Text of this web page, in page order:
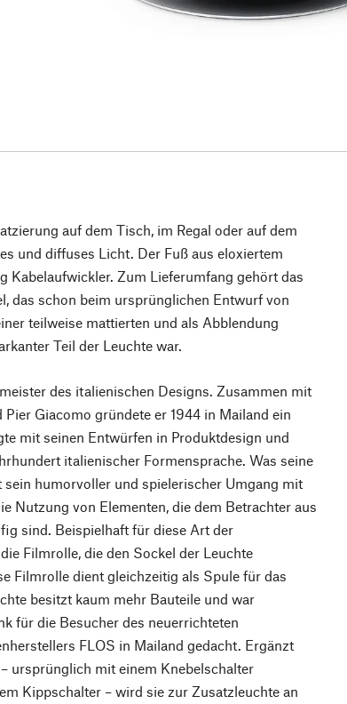
auf dem Tisch, im Regal oder auf dem
und diffuses Licht. Der Fuß aus eloxiertem
Kabelaufwickler. Zum Lieferumfang gehört das
das schon beim ursprünglichen Entwurf von
teilweise mattierten und als Abblendung
Teil der Leuchte war.
des italienischen Designs. Zusammen mit
Giacomo gründete er 1944 in Mailand ein
mit seinen Entwürfen in Produktdesign und
italienischer Formensprache. Was seine
sein humorvoller und spielerischer Umgang mit
Nutzung von Elementen, die dem Betrachter aus
sind. Beispielhaft für diese Art der
Filmrolle, die den Sockel der Leuchte
Filmrolle dient gleichzeitig als Spule für das
besitzt kaum mehr Bauteile und war
für die Besucher des neuerrichteten
FLOS in Mailand gedacht. Ergänzt
ursprünglich mit einem Knebelschalter
Kippschalter – wird sie zur Zusatzleuchte an